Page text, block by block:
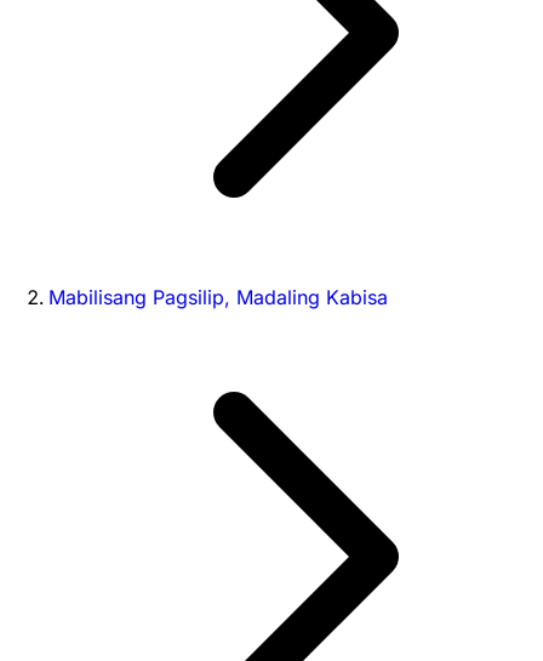
Mabilisang Pagsilip, Madaling Kabisa